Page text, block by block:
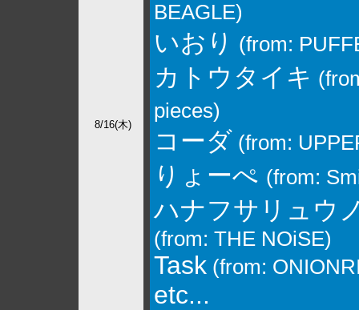
8/16(木)
BEAGLE)
いおり (from:
カトウタイキ
pieces)
コーダ (from:
りょーぺ (from:
ハナフサリュウ
(from: THE NOiSE)
Task (from:
etc...